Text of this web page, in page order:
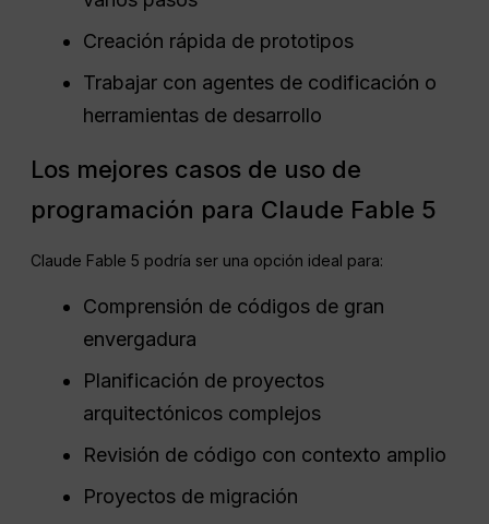
Creación rápida de prototipos
Trabajar con agentes de codificación o
herramientas de desarrollo
Los mejores casos de uso de
programación para Claude Fable 5
Claude Fable 5 podría ser una opción ideal para:
Comprensión de códigos de gran
envergadura
Planificación de proyectos
arquitectónicos complejos
Revisión de código con contexto amplio
Proyectos de migración